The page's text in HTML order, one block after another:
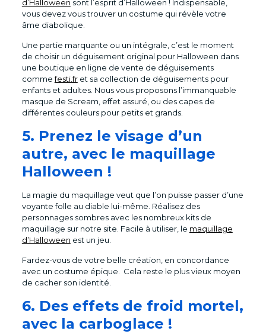
d’Halloween sont l’esprit d’Halloween ! Indispensable,
vous devez vous trouver un costume qui révèle votre
âme diabolique.
Une partie marquante ou un intégrale, c’est le moment
de choisir un déguisement original pour Halloween dans
une boutique en ligne de vente de déguisements
commefesti.fret sa collection de déguisements pour
enfants et adultes. Nous vous proposons l’immanquable
masque de Scream, effet assuré, ou des capes de
différentes couleurs pour petits et grands.
5. Prenez le visage d’un
autre, avec le maquillage
Halloween !
La magie du maquillage veut que l’on puisse passer d’une
voyante folle au diable lui-même. Réalisez des
personnages sombres avec les nombreux kits de
maquillage sur notre site. Facile à utiliser, le maquillage
d’Halloween est un jeu.
Fardez-vous de votre belle création, en concordance
avec un costume épique. Cela reste le plus vieux moyen
de cacher son identité.
6. Des effets de froid mortel,
avec la carboglace !